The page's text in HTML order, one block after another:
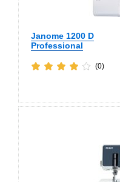
Janome 1200 D
Professional
(0)